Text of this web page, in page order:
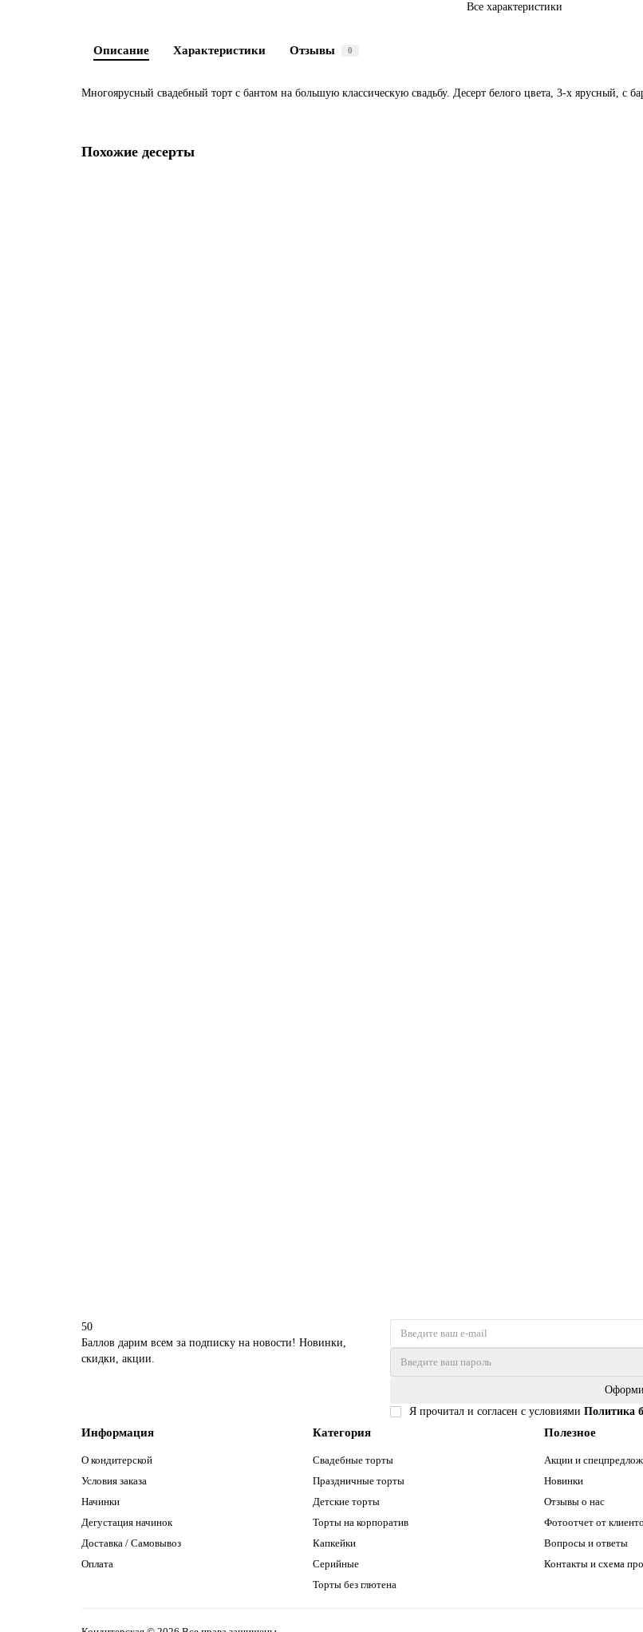
Все характеристики
Описание Характеристики Отзывы 0
Многоярусный свадебный торт с бантом на большую классическую свадьбу. Десерт белого цвета, 3-х ярусный, с
Похожие десерты
50
Баллов дарим всем за подписку на новости! Новинки,
скидки, акции.
Я прочитал и согласен с условиями Политика
Информация
О кондитерской
Условия заказа
Начинки
Дегустация начинок
Доставка / Самовывоз
Оплата
Категория
Свадебные торты
Праздничные торты
Детские торты
Торты на корпоратив
Капкейки
Серийные
Торты без глютена
Полезное
Акции и
Новинки
Отзывы о нас
Фотоотчет от
Вопросы и ответы
Контакты и схема